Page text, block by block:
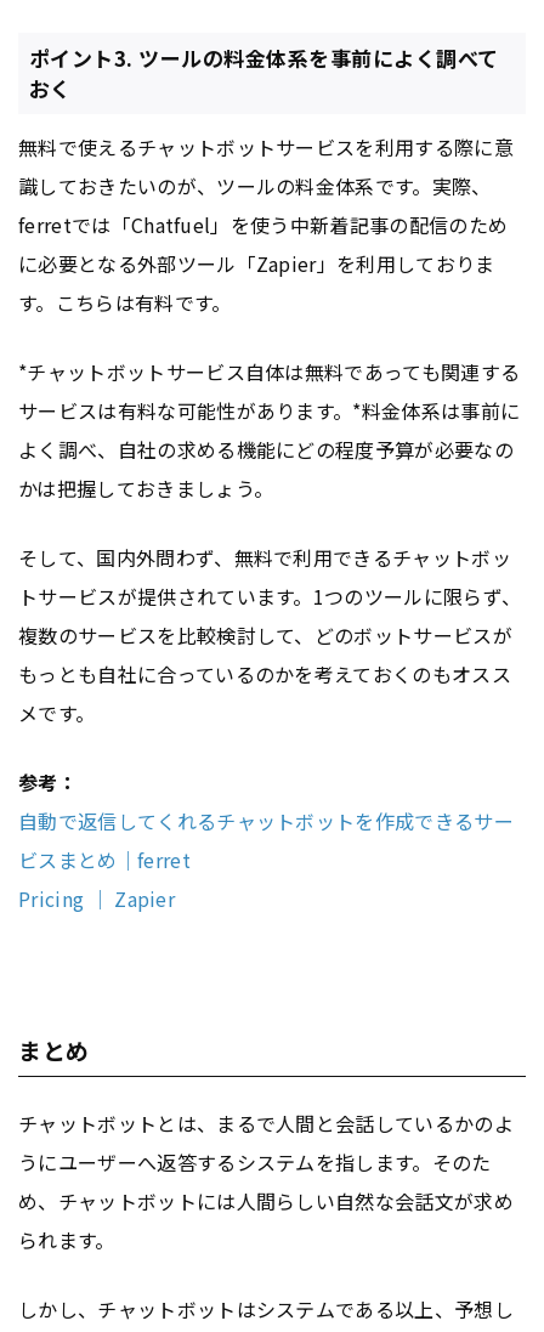
ポイント3. ツールの料金体系を事前によく調べて
おく
無料で使えるチャットボットサービスを利用する際に意
識しておきたいのが、ツールの料金体系です。実際、
ferretでは「Chatfuel」を使う中新着記事の配信のため
に必要となる外部ツール「Zapier」を利用しておりま
す。こちらは有料です。
*チャットボットサービス自体は無料であっても関連する
サービスは有料な可能性があります。*料金体系は事前に
よく調べ、自社の求める機能にどの程度予算が必要なの
かは把握しておきましょう。
そして、国内外問わず、無料で利用できるチャットボッ
トサービスが提供されています。1つのツールに限らず、
複数のサービスを比較検討して、どのボットサービスが
もっとも自社に合っているのかを考えておくのもオスス
メです。
参考：
自動で返信してくれるチャットボットを作成できるサー
ビスまとめ｜ferret
Pricing ｜ Zapier
まとめ
チャットボットとは、まるで人間と会話しているかのよ
うにユーザーへ返答するシステムを指します。そのた
め、チャットボットには人間らしい自然な会話文が求め
られます。
しかし、チャットボットはシステムである以上、予想し